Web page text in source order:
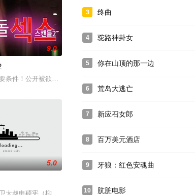
够感受不到满意度的倦怠
9.0
条件！公开被欲望纠缠的她们的真实身份！通过选秀的3名偶像
结局结束后，Rei乘坐Y
撞到了Rico，后者在购物后返回。患有严重颅脑损伤的Ri
5.0
大叔申硕宪（柳承龙 饰），偶然间发现自己拥有一种可以控制
3 终曲
4 驼路神卦女
5 你在山顶的那一边
6 荒岛大逃亡
7 新应召女郎
8 百万美元酒店
9 牙狼：红色安魂曲
10 肮脏电影